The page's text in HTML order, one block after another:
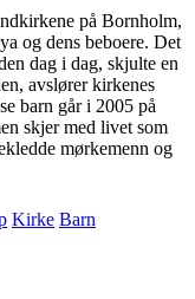
på Bornholm,
og dens beboere. Det
dag i dag, skjulte en
avslører kirkenes
barn går i 2005 på
skjer med livet som
mørkemenn og
Kirke Barn